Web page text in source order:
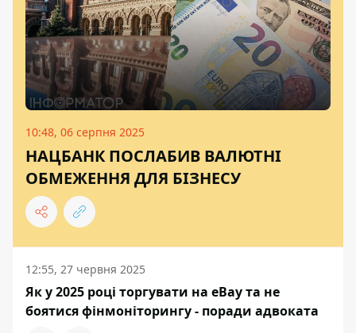
10:48, 06 серпня 2025
НАЦБАНК ПОСЛАБИВ ВАЛЮТНІ
ОБМЕЖЕННЯ ДЛЯ БІЗНЕСУ
12:55, 27 червня 2025
Як у 2025 році торгувати на eBay та не
боятися фінмоніторингу - поради адвоката